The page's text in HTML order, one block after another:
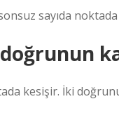
sayıda
kesişir. İki